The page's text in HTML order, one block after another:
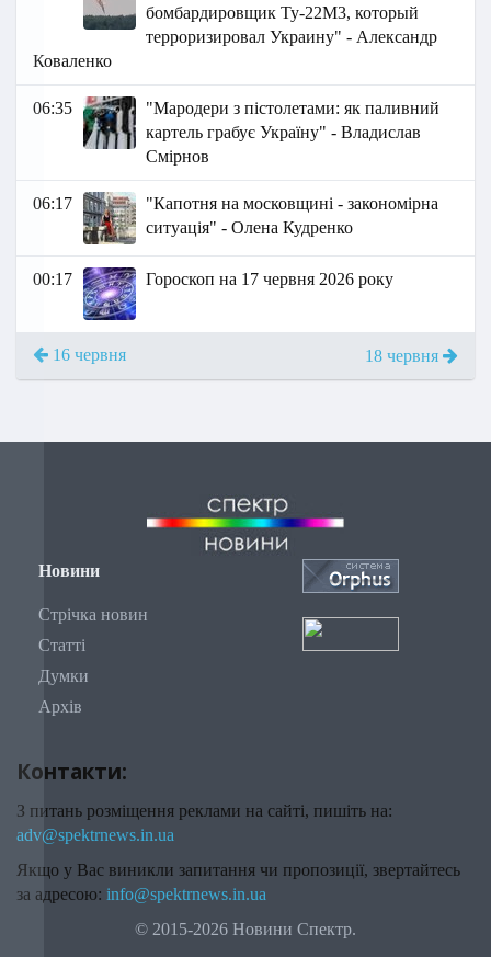
бомбардировщик Ту-22М3, который
терроризировал Украину" - Александр
Коваленко
06:35
"Мародери з пістолетами: як паливний
картель грабує Україну" - Владислав
Смірнов
06:17
"Капотня на московщині - закономірна
ситуація" - Олена Кудренко
00:17 Гороскоп на 17 червня 2026 року
16 червня 18 червня
Новини
Стрічка новин
Статті
Думки
Архів
Контакти:
З питань розміщення реклами на сайті, пишіть на:
adv@spektrnews.in.ua
Якщо у Вас виникли запитання чи пропозиції, звертайтесь
за адресою: info@spektrnews.in.ua
© 2015-2026 Новини Спектр.